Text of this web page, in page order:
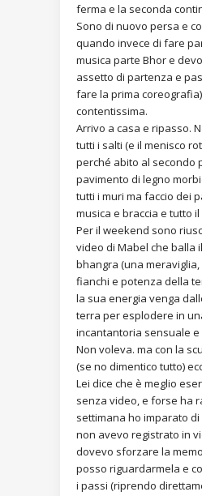
ferma e la seconda
Sono di nuovo persa e
quando invece di fare
musica parte Bhor e
assetto di partenza e
fare la prima
contentissima.
Arrivo a casa e ripasso.
tutti i salti (e il menisco
perché abito al secondo
pavimento di legno
tutti i muri ma faccio dei
musica e braccia e tutto
Per il weekend sono
video di Mabel che balla
bhangra (una
fianchi e potenza della
la sua energia venga
terra per esplodere in
incantantoria sensuale e
Non voleva. ma con la
(se no dimentico tutto)
Lei dice che è meglio
senza video, e forse ha
settimana ho imparato di
non avevo registrato in
dovevo sforzare la
posso riguardarmela e
i passi (riprendo